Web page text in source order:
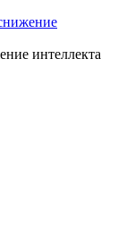
интеллекта